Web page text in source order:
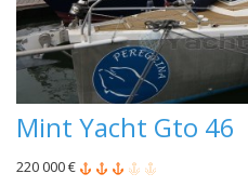
Mint Yacht Gto 46
220 000 €